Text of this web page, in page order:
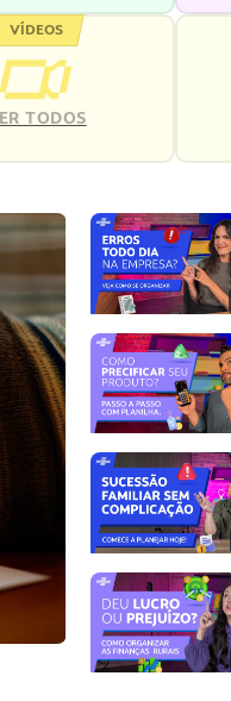
VÍDEOS
TODOS